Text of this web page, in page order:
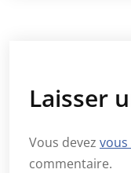
Laisser
Vous devez
commentaire.